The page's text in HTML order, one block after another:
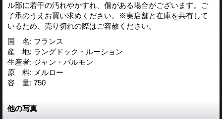
ル部に若干の汚れやかすれ、傷がある場合がございます。ご
了承のうえお買い求めください。※実店舗と在庫を共有して
いるため、売り切れの際はご容赦ください。
国 名: フランス
産 地: ラングドック・ルーション
生産者: ジャン・バルモン
原 料: メルロー
容 量: 750
他の写真